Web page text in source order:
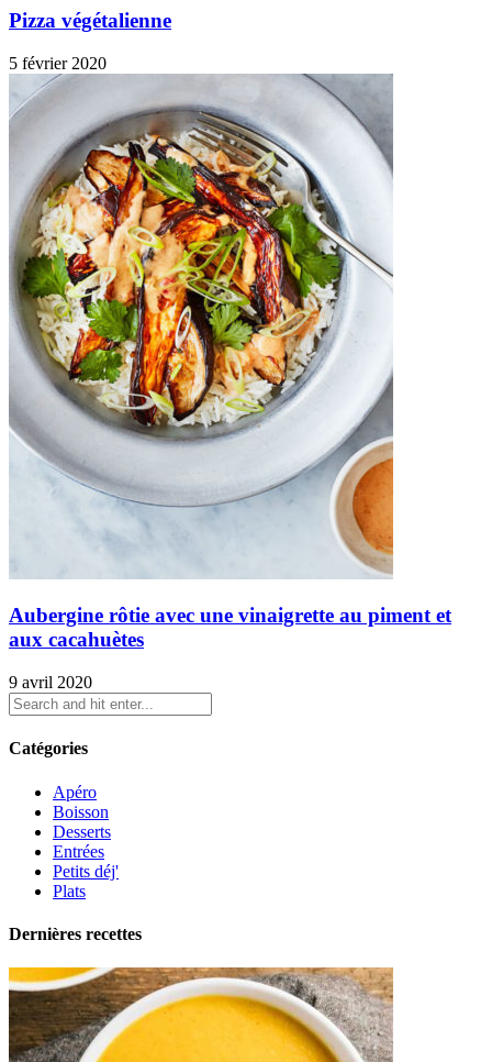
Pizza végétalienne
5 février 2020
Aubergine rôtie avec une vinaigrette au piment et
aux cacahuètes
9 avril 2020
Catégories
Apéro
Boisson
Desserts
Entrées
Petits déj'
Plats
Dernières recettes